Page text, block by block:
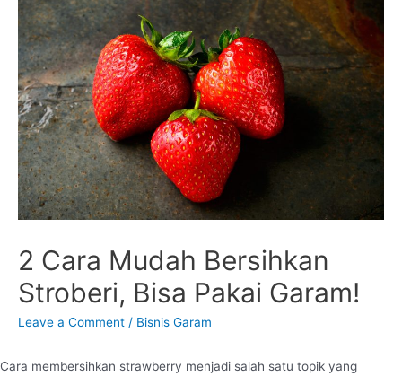
2 Cara Mudah Bersihkan
Stroberi, Bisa Pakai Garam!
Leave a Comment / Bisnis Garam
Cara membersihkan strawberry menjadi salah satu topik yang